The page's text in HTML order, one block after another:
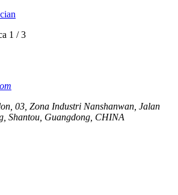
1 / 3
03, Zona Industri Nanshanwan, Jalan
Shantou, Guangdong, CHINA